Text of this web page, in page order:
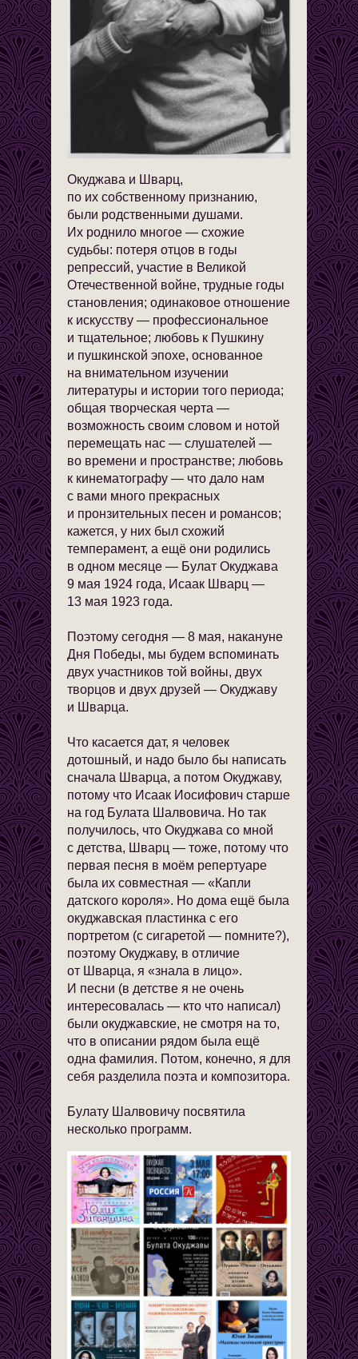
Окуджава и Шварц,
по их собственному признанию,
были родственными душами.
Их роднило многое — схожие
судьбы: потеря отцов в годы
репрессий, участие в Великой
Отечественной войне, трудные годы
становления; одинаковое отношение
к искусству — профессиональное
и тщательное; любовь к Пушкину
и пушкинской эпохе, основанное
на внимательном изучении
литературы и истории того периода;
общая творческая черта —
возможность своим словом и нотой
перемещать нас — слушателей —
во времени и пространстве; любовь
к кинематографу — что дало нам
с вами много прекрасных
и пронзительных песен и романсов;
кажется, у них был схожий
темперамент, а ещё они родились
в одном месяце — Булат Окуджава
9 мая 1924 года, Исаак Шварц —
13 мая 1923 года.
Поэтому сегодня — 8 мая, накануне
Дня Победы, мы будем вспоминать
двух участников той войны, двух
творцов и двух друзей — Окуджаву
и Шварца.
Что касается дат, я человек
дотошный, и надо было бы написать
сначала Шварца, а потом Окуджаву,
потому что Исаак Иосифович старше
на год Булата Шалвовича. Но так
получилось, что Окуджава со мной
с детства, Шварц — тоже, потому что
первая песня в моём репертуаре
была их совместная — «Капли
датского короля». Но дома ещё была
окуджавская пластинка с его
портретом (с сигаретой — помните?),
поэтому Окуджаву, в отличие
от Шварца, я «знала в лицо».
И песни (в детстве я не очень
интересовалась — кто что написал)
были окуджавские, не смотря на то,
что в описании рядом была ещё
одна фамилия. Потом, конечно, я для
себя разделила поэта и композитора.
Булату Шалвовичу посвятила
несколько программ.